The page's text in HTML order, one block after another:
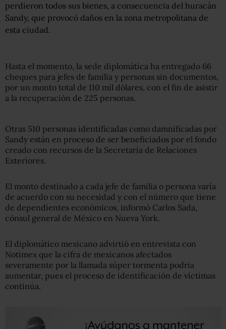
perdieron todos sus bienes, a consecuencia del huracán
Sandy, que provocó daños en la zona metropolitana de
esta ciudad.
Hasta el momento, la sede diplomática ha entregado 66
cheques para jefes de familia y personas sin documentos,
por un monto total de 110 mil dólares, con el fin de asistir
a la recuperación de 225 personas.
Otras 510 personas identificadas como damnificadas por
Sandy están en proceso de ser beneficiados por el fondo
creado con recursos de la Secretaría de Relaciones
Exteriores.
El monto destinado a cada jefe de familia o persona varía
de acuerdo con su necesidad y con el número que tiene
de dependientes económicos, informó Carlos Sada,
cónsul general de México en Nueva York.
El diplomático mexicano advirtió en entrevista con
Notimex que la cifra de mexicanos afectados
severamente por la llamada súper tormenta podría
aumentar, pues el proceso de identificación de víctimas
continúa.